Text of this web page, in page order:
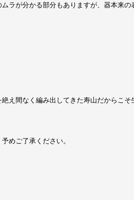
ラが分かる部分もありますが、器本来
え間なく編み出してきた寿山だからこそ
めご了承ください。